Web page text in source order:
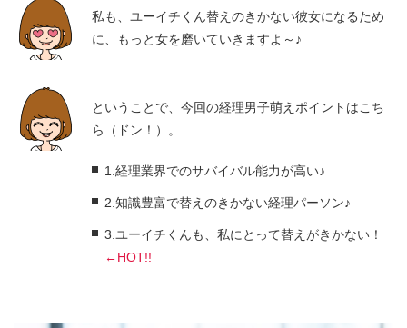
私も、ユーイチくん替えのきかない彼女になるため
に、もっと女を磨いていきますよ～♪
ということで、今回の経理男子萌えポイントはこち
ら（ドン！）。
1.経理業界でのサバイバル能力が高い♪
2.知識豊富で替えのきかない経理パーソン♪
3.ユーイチくんも、私にとって替えがきかない！
←HOT!!